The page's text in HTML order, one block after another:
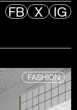
FB X IG
FASHION